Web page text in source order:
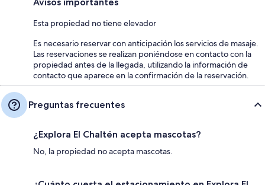
Esta propiedad no tiene elevador
Es necesario reservar con anticipación los servicios de masaje.
Las reservaciones se realizan poniéndose en contacto con la
propiedad antes de la llegada, utilizando la información de
contacto que aparece en la confirmación de la reservación.
Preguntas frecuentes
¿Explora El Chaltén acepta mascotas?
No, la propiedad no acepta mascotas.